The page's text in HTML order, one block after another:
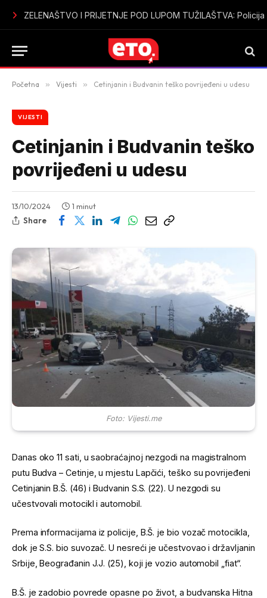
ZELENAŠTVO I PRIJETNJE POD LUPOM TUŽILAŠTVA:
Početna » Vijesti » Cetinjanin i Budvanin teško povrijeđeni u udesu
VIJESTI
Cetinjanin i Budvanin teško
povrijeđeni u udesu
13/10/2024
1 minut
Share
Foto: Vijesti.me
Danas oko 11 sati, u saobraćajnoj nezgodi na magistralnom
putu Budva – Cetinje, u mjestu Lapčići, teško su povrijeđeni
Cetinjanin B.Š. (46) i Budvanin S.S. (22). U nezgodi su
učestvovali motocikl i automobil.
Prema informacijama iz policije, B.Š. je bio vozač motocikla,
dok je S.S. bio suvozač. U nesreći je učestvovao i državljanin
Srbije, Beograđanin J.J. (25), koji je vozio automobil „fiat“.
B.Š. je zadobio povrede opasne po život, a budvanska Hitna